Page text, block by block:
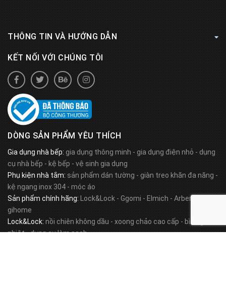
THÔNG TIN VÀ HƯỚNG DẪN
KẾT NỐI VỚI CHÚNG TÔI
DÒNG SẢN PHẨM YÊU THÍCH
Gia dụng nhà bếp: gia dụng thông minh - gia dụng điện nhỏ - dụng
cụ nhà bếp - kệ bếp - vệ sinh gia dụng
Phụ kiện nhà tắm: sản phẩm dán tường - giàn treo khăn đa năng -
kệ ngang inox 304 - móc áo
Sản phẩm chính hãng: Lock&Lock - Ggomi - Elmich - Arber
gihome
Lock&Lock: nồi chiên không dầu - xoong chảo cao cấp - bình giữ
nhiệt-dụng cụ làm sạch